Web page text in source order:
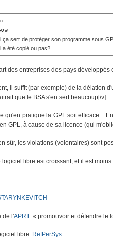
ça sert de protéger son programme sous
a été copié ou pas?
des entreprises des pays
il suffit (par exemple) de la délation
que le BSA s'en sert beaucoup[/v]
qu'en pratique la GPL soit efficace...
GPL, à cause de sa licence (qui
sûr, les violations (volontaires) sont
logiciel libre est croissant, et il est
de l'APRIL « promouvoir et défendre le
libre: RefPerSys